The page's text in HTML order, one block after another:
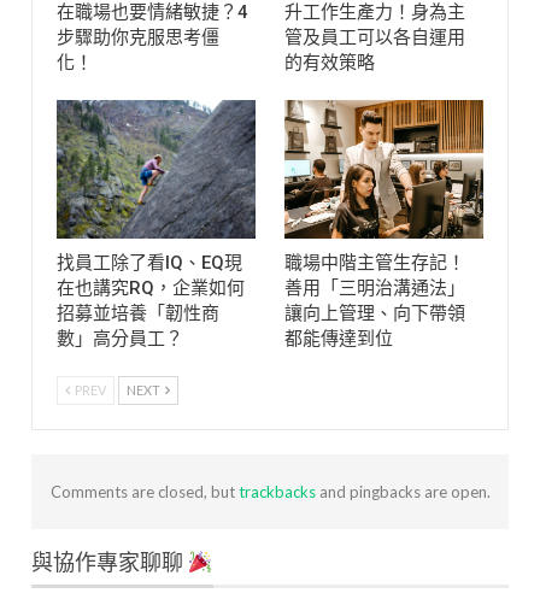
在職場也要情緒敏捷？4
步驟助你克服思考僵
化！
升工作生產力！身為主
管及員工可以各自運用
的有效策略
找員工除了看IQ、EQ現
在也講究RQ，企業如何
招募並培養「韌性商
數」高分員工？
職場中階主管生存記！
善用「三明治溝通法」
讓向上管理、向下帶領
都能傳達到位
PREV NEXT
Comments are closed, buttrackbacksand pingbacks are open.
與協作專家聊聊